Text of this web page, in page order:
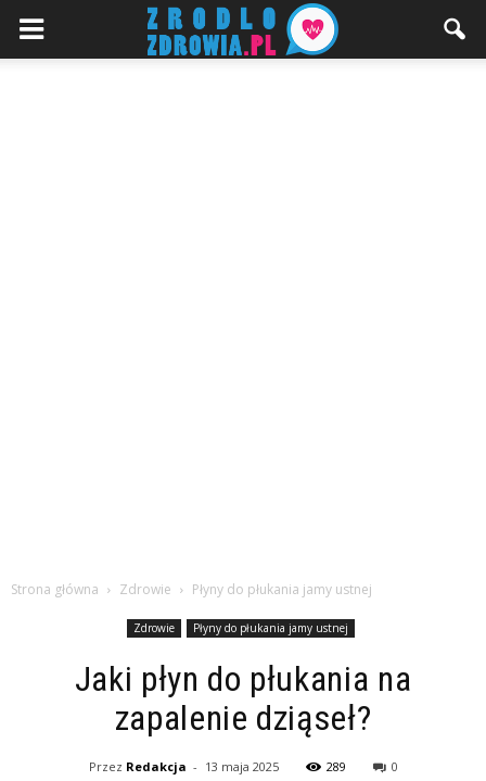
Strona główna Zdrowie Płyny do płukania jamy ustnej
Zdrowie Płyny do płukania jamy ustnej
Jaki płyn do płukania na
zapalenie dziąseł?
Przez Redakcja - 13 maja 2025 289 0